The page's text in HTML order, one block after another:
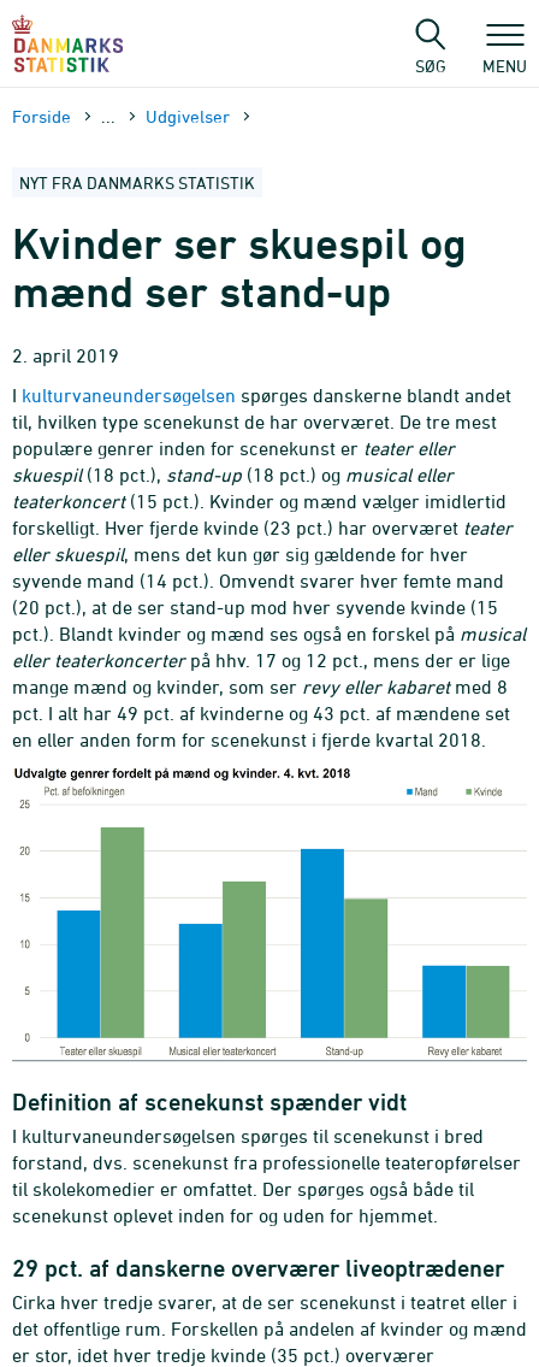
sidens
SØG MENU
Forside Udgivelser
NYT FRA DANMARKS STATISTIK
Kvinder ser skuespil og
mænd ser stand-up
2. april 2019
I kulturvaneundersøgelsen spørges danskerne blandt andet
til, hvilken type scenekunst de har overværet. De tre mest
populære genrer inden for scenekunst er teater eller
skuespil(18 pct.), stand-up (18 pct.) og musical eller
teaterkoncert(15 pct.). Kvinder og mænd vælger imidlertid
forskelligt. Hver fjerde kvinde (23 pct.) har overværet teater
eller skuespil, mens det kun gør sig gældende for hver
syvende mand (14 pct.). Omvendt svarer hver femte mand
(20 pct.), at de ser stand-up mod hver syvende kvinde (15
pct.). Blandt kvinder og mænd ses også en forskel på musical
eller teaterkoncerterpå hhv. 17 og 12 pct., mens der er lige
mange mænd og kvinder, som ser revy eller kabaretmed 8
pct. I alt har 49 pct. af kvinderne og 43 pct. af mændene set
en eller anden form for scenekunst i fjerde kvartal 2018.
Definition af scenekunst spænder vidt
I kulturvaneundersøgelsen spørges til scenekunst i bred
forstand, dvs. scenekunst fra professionelle teateropførelser
til skolekomedier er omfattet. Der spørges også både til
scenekunst oplevet inden for og uden for hjemmet.
29 pct. af danskerne overværer liveoptrædener
Cirka hver tredje svarer, at de ser scenekunst i teatret eller i
det offentlige rum. Forskellen på andelen af kvinder og mænd
er stor, idet hver tredje kvinde (35 pct.) overværer